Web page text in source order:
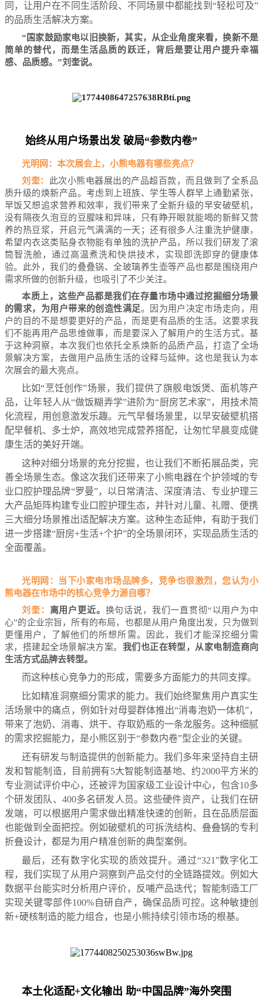
同，让用户在不同生活阶段、不同场景中都能找到“轻松可及”
的品质生活解决方案。
“国家鼓励家电以旧换新，其实，从企业角度来看，换新不是
简单的替代，而是生活品质的跃迁，背后是要让用户提升幸福
感、品质感。”刘奎说。
始终从用户场景出发 破局“参数内卷”
光明网：本次展会上，小熊电器有哪些亮点？
刘奎：
此次小熊电器展出的产品超百款，而且做到了全系品
质升级的焕新产品。考虑到上班族、学生等人群早上通勤紧张，
早饭又想追求营养和效率，我们带来了全新升级的早安破壁机，
没有隔夜久泡豆的豆腥味和异味，只有睁开眼就能喝的新鲜又营
养的热豆浆，开启元气满满的一天；还有很多人注重洗护健康，
希望内衣这类贴身衣物能有单独的洗护产品，所以我们研发了滚
筒智洗舱，通过高温煮洗和快烘技术，实现即洗即穿的健康体
验。此外，我们的叠叠锅、全玻璃养生壶等产品也都是围绕用户
需求所做的创新升级，也吸引了不少关注。
本质上，这些产品都是我们在存量市场中通过挖掘细分场景
的需求，为用户带来的创造性满足。因为用户决定市场走向，用
户的目的不是想要更好的产品，而是更有品质的生活。这要求我
们不能再用产品思维做事，而是要深入了解用户的生活方式。基
于这种洞察，本次我们也依托全系焕新的品质产品，打造了全场
景解决方案，去做用户品质生活的诠释与延伸。这也是我认为本
次展会的最大亮点。
比如“烹饪创作”场景，我们提供了旗舰电饭煲、面机等产
品，让年轻人从“做饭糊弄学”进阶为“厨房艺术家”，用技术简
化流程，用创意激发乐趣。元气早餐场景里，以早安破壁机搭
配早餐机、多士炉，高效地完成营养搭配，让匆忙早晨变成健
康生活的美好开端。
这种对细分场景的充分挖掘，也让我们不断拓展品类，完
善全场景生态。像这次我们还带来了小熊电器在个护领域的专
业口腔护理品牌“罗曼”，以日常清洁、深度清洁、专业护理三
大产品矩阵构建专业口腔护理生态，并针对儿童、礼赠、便携
三大细分场景推出适配解决方案。这种生态延伸，有助于我们
进一步搭建“厨房+生活+个护”的全场景闭环，实现品质生活的
全面覆盖。
光明网：当下小家电市场品牌多，竞争也很激烈，您认为小
熊电器在市场中的核心竞争力源自哪？
刘奎： 离用户更近。 换句话说，我们一直贯彻“以用户为中
心”的企业宗旨，所有的布局，也都是从用户角度出发，只为做到
更懂用户，了解他们的所想所需。因此，我们才能深挖细分需
求，搭建起全场景解决方案。 我们也正在转型，从家电制造商向
生活方式品牌去转型。
而这种核心竞争力的形成，需要多方面能力的共同支撑。
比如精准洞察细分需求的能力。我们始终聚焦用户真实生
活场景中的痛点，例如针对母婴群体推出“消毒泡奶一体机”，
带来了泡奶、消毒、烘干、存取奶瓶的一条龙服务。这种细腻
的需求挖掘能力，是小熊区别于“参数内卷”型企业的关键。
还有研发与制造提供的创新能力。我们多年来坚持自主研
发和智能制造，目前拥有5大智能制造基地、约2000平方米的
专业测试评价中心，还被评为国家级工业设计中心，包含10多
个研发团队、400多名研发人员。这些硬件资产，让我们在研
发端，可以根据用户需求做出精准快速的创新，且在品质层面
也能做到全面把控。例如破壁机的可拆洗结构、叠叠锅的专利
折叠设计，都是为用户精准创新的典型案例。
最后，还有数字化实现的质效提升。通过“321”数字化工
程，我们实现了从用户洞察到产品交付的全链路提效。例如大
数据平台能实时分析用户评价，反哺产品迭代；智能制造工厂
实现关键零部件100%自研自产，确保品质可控。这种敏捷创
新+硬核制造的能力组合，也是小熊持续引领市场的根基。
本土化适配+文化输出 助“中国品牌”海外突围